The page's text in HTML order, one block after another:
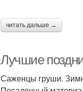
читать дальше →
Лучшие
Саженцы груши.